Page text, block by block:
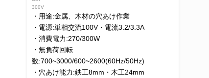
・用途:金属、木材の穴あけ作業
・電源:単相交流100V・電流3.2/3.3A
・消費電力:270/300W
・無負荷回転
数:700~3000/600~2600(60Hz/50Hz)
・穴あけ能力:鉄工8mm・木工24mm